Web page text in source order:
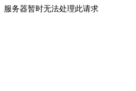
服务器暂时无法处理此请求